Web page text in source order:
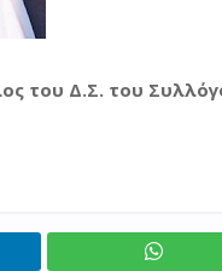
του Δ.Σ. του